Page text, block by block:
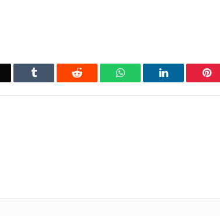
Pinterest
LinkedIn
WhatsApp
Reddit
Tumblr